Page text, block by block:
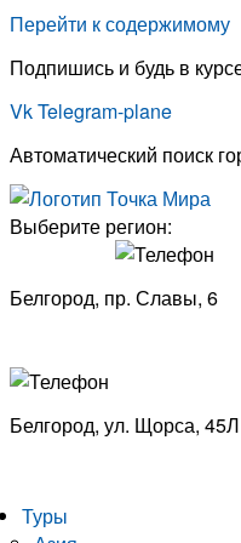
Перейти к содержимому
Подпишись и будь в
VkTelegram-plane
Автоматический поиск
Выберите регион:
Белгород, пр. Славы, 6
Белгород, ​ ул. Щорса, 45Л
Туры